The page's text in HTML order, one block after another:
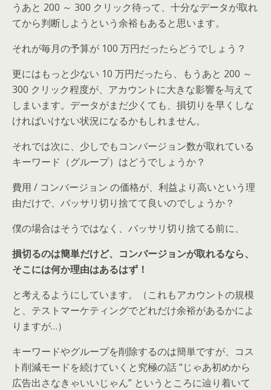
うあと 200 ～ 300 クリック待って、十分なデータが取れ
てから判断しようという余裕もあると思います。
それが毎月の予算が 100 万円だったらどうでしょう？
更にはもっと少ない 10 万円だったら、もうあと 200 ～
300 クリック程度が、アカウントに大きな影響を与えて
しまいます。データがまだ少くても、損切りを早くしな
ければいけない状況になるかもしれません。
それでは次に、少しでもコンバージョン数が取れている
キーワード（グループ）はどうでしょうか？
費用 / コンバージョン の価格が、利益より高いという理
由だけで、バッサリ切り捨てて良いのでしょうか？
僕の場合はそうではなく、バッサリ切り捨てる前に、
損切るのは簡単だけど、コンバージョンが取れるなら、
そこには何か理由はあるはず！
と考えるようにしています。（これもアカウントの規模
と、テストマーケティングでどれだけ余裕があるかによ
りますが…）
キーワードやグループを削除するのは簡単ですが、コス
ト削減モードを続けていくと究極の話 “じゃあ初めから
広告出さなきゃいいじゃん” というところに辿り着いて